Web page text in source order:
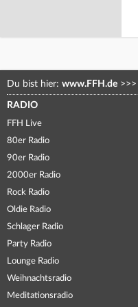
Du bist hier: www.FFH.de >>>
RADIO
FFH Live
80er Radio
90er Radio
2000er Radio
Rock Radio
Oldie Radio
Schlager Radio
Party Radio
Lounge Radio
Weihnachtsradio
Meditationsradio